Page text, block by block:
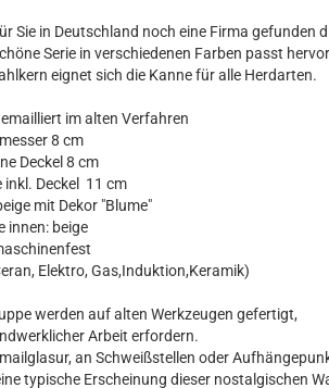
Sie in Deutschland noch eine Firma gefunden
Serie in verschiedenen Farben passt
eignet sich die Kanne für alle Herdarten.
im alten Verfahren
8 cm
Deckel 8 cm
inkl. Deckel 11 cm
mit Dekor "Blume"
innen: beige
Elektro, Gas,Induktion,Keramik)
werden auf alten Werkzeugen gefertigt,
Arbeit erfordern.
an Schweißstellen oder
typische Erscheinung dieser nostalgischen